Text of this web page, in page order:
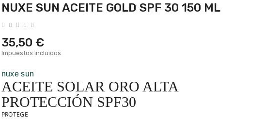
NUXE SUN ACEITE GOLD SPF 30 150 ML
35,50 €
Impuestos incluidos
nuxe sun
ACEITE SOLAR ORO ALTA
PROTECCIÓN SPF30
PROTEGE